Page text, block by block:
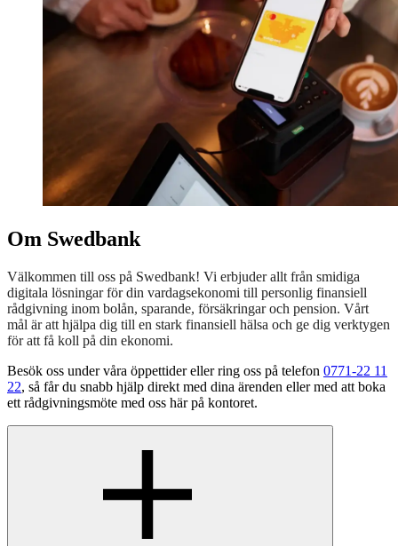
Om Swedbank
Välkommen till oss på Swedbank! Vi erbjuder allt från smidiga
digitala lösningar för din vardagsekonomi till personlig finansiell
rådgivning inom bolån, sparande, försäkringar och pension. Vårt
mål är att hjälpa dig till en stark finansiell hälsa och ge dig verktygen
för att få koll på din ekonomi.
Besök oss under våra öppettider eller ring oss på telefon 0771-22 11
22, så får du snabb hjälp direkt med dina ärenden eller med att boka
ett rådgivningsmöte med oss här på kontoret.